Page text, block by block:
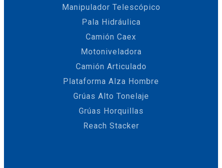
Manipulador Telescópico
Pala Hidráulica
Camión Caex
Motoniveladora
Camión Articulado
Plataforma Alza Hombre
Grúas Alto Tonelaje
Grúas Horquillas
Reach Stacker